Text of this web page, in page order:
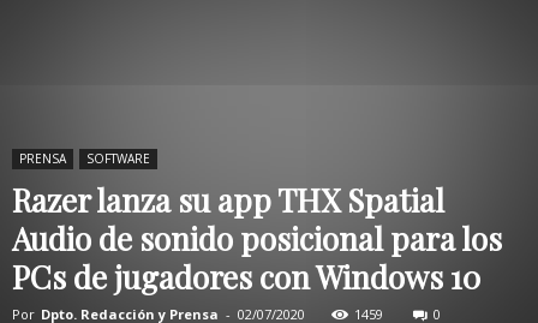
PRENSA SOFTWARE
Razer lanza su app THX Spatial
Audio de sonido posicional para los
PCs de jugadores con Windows 10
Por Dpto. Redacción y Prensa - 02/07/2020 1459 0